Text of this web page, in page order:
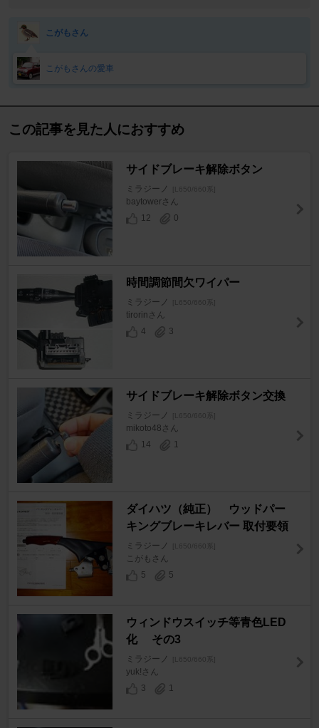
こがもさん
こがもさんの愛車
この記事を見た人におすすめ
サイドブレーキ解除ボタン
ミラジーノ [L650/660系]
baytowerさん
12
0
時間調節間欠ワイパー
ミラジーノ [L650/660系]
tirorinさん
4
3
サイドブレーキ解除ボタン交換
ミラジーノ [L650/660系]
mikoto48さん
14
1
ダイハツ（純正） ウッドパー
キングブレーキレバー 取付要領
ミラジーノ [L650/660系]
こがもさん
5
5
ウィンドウスイッチ等青色LED
化 その3
ミラジーノ [L650/660系]
yuk!さん
3
1